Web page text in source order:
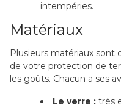
intempéries.
Matériaux
Plusieurs matériaux sont
de votre protection de
les goûts. Chacun a ses
Le verre : très